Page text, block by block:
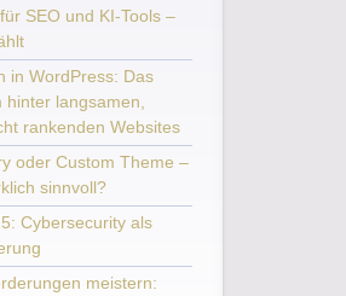
SEO und KI-Tools –
in WordPress: Das
langsamen,
rankenden Websites
oder Custom Theme –
sinnvoll?
Cybersecurity als
meistern: